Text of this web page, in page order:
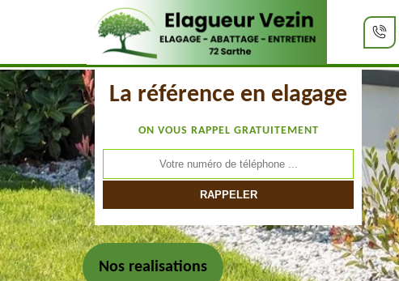
La référence en elagage
ON VOUS RAPPEL GRATUITEMENT
Nos realisations